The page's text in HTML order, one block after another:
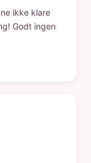
ikke klare
Godt ingen